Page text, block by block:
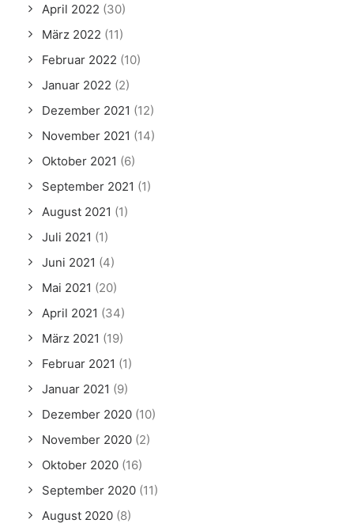
April 2022 (30)
März 2022 (11)
Februar 2022 (10)
Januar 2022 (2)
Dezember 2021 (12)
November 2021 (14)
Oktober 2021 (6)
September 2021 (1)
August 2021 (1)
Juli 2021 (1)
Juni 2021 (4)
Mai 2021 (20)
April 2021 (34)
März 2021 (19)
Februar 2021 (1)
Januar 2021 (9)
Dezember 2020 (10)
November 2020 (2)
Oktober 2020 (16)
September 2020 (11)
August 2020 (8)